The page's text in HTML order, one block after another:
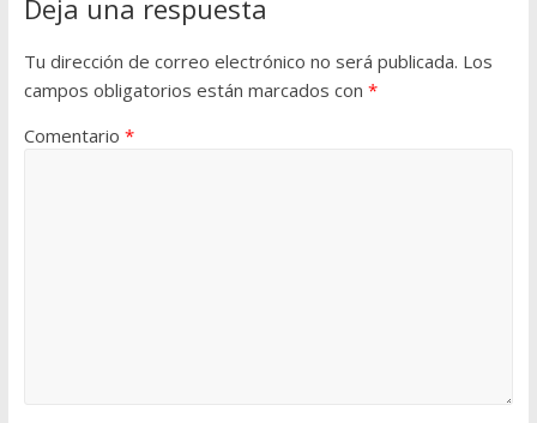
Deja una respuesta
Tu dirección de correo electrónico no será publicada. Los
campos obligatorios están marcados con *
Comentario *